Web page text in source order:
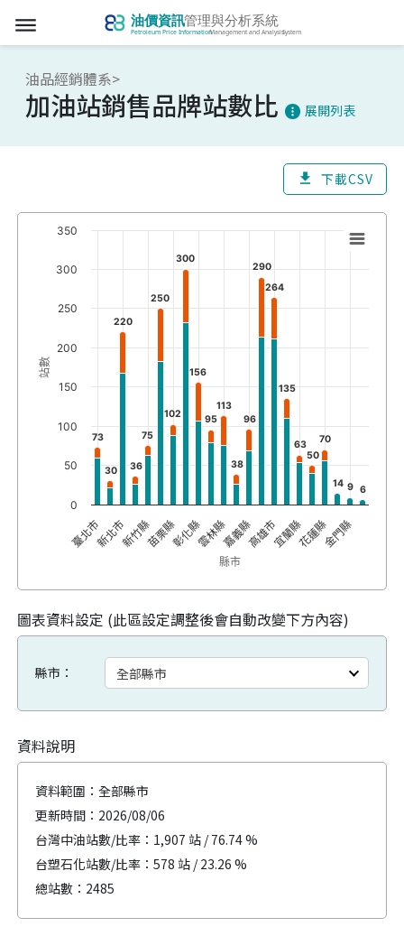
dehaze
油品經銷體系>
加油站銷售品牌站數比 more_vert 展開列表
download 下載CSV
縣市
站數
73
30
220
36
75
250
102
300
156
95
113
38
96
290
264
135
63
50
70
14 9 6
臺北市新北市新竹縣苗栗縣彰化縣雲林縣嘉義縣高雄市宜蘭縣花蓮縣金門縣
0
50
100
150
200
250
300
350
圖表資料設定 (此區設定調整後會自動改變下方內容)
縣市：
資料說明
資料範圍： 全部縣市
更新時間： 2026/08/06
台灣中油站數/比率： 1,907 站 / 76.74 %
台塑石化站數/比率： 578 站 / 23.26 %
總站數： 2485